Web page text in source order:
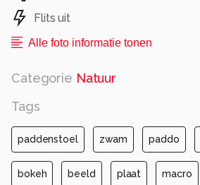
Flits uit
Alle foto informatie tonen
Categorie Natuur
Tags
paddenstoel zwam paddo
bokeh beeld plaat macro